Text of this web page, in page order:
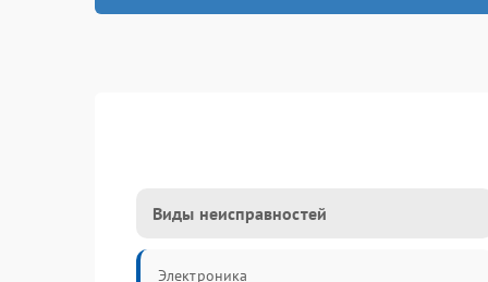
Виды неисправностей
Электроника